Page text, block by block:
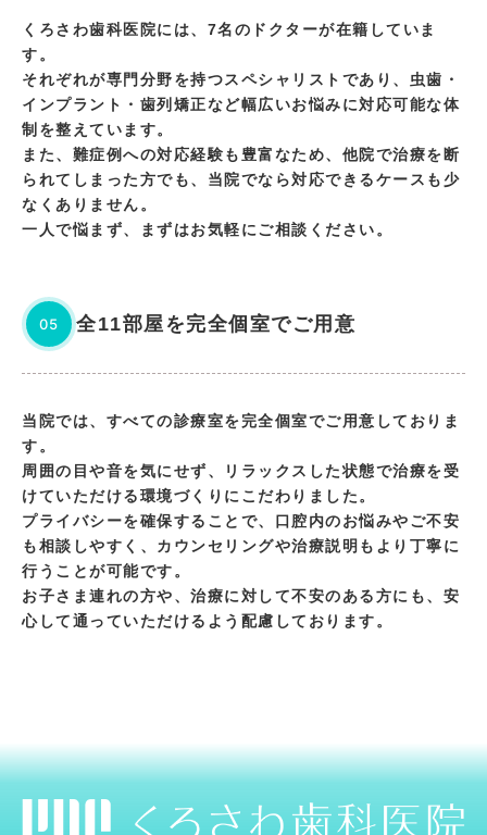
くろさわ歯科医院には、7名のドクターが在籍していま
す。
それぞれが専門分野を持つスペシャリストであり、虫歯・
インプラント・歯列矯正など幅広いお悩みに対応可能な体
制を整えています。
また、難症例への対応経験も豊富なため、他院で治療を断
られてしまった方でも、当院でなら対応できるケースも少
なくありません。
一人で悩まず、まずはお気軽にご相談ください。
05 全11部屋を完全個室でご用意
当院では、すべての診療室を完全個室でご用意しておりま
す。
周囲の目や音を気にせず、リラックスした状態で治療を受
けていただける環境づくりにこだわりました。
プライバシーを確保することで、口腔内のお悩みやご不安
も相談しやすく、カウンセリングや治療説明もより丁寧に
行うことが可能です。
お子さま連れの方や、治療に対して不安のある方にも、安
心して通っていただけるよう配慮しております。